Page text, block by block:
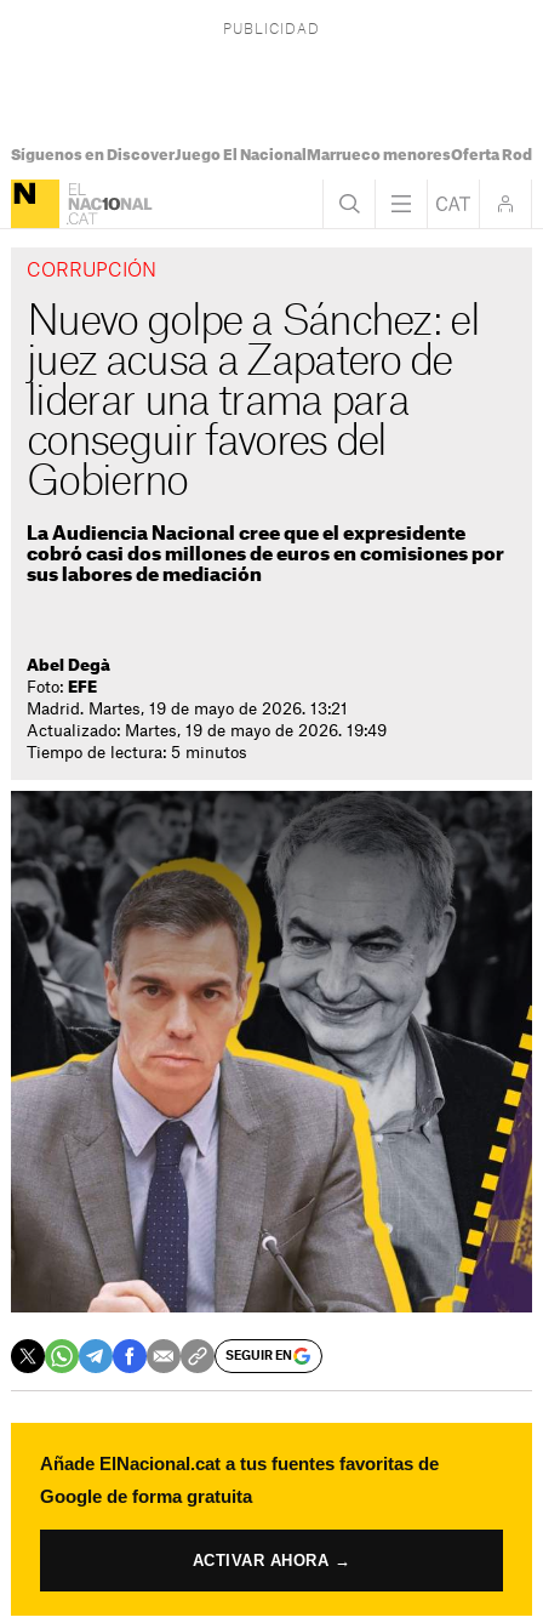
Síguenos en DiscoverJuego El Nacional Marrueco menoresOferta
CORRUPCIÓN
Nuevo golpe a Sánchez: el
juez acusa a Zapatero de
liderar una trama para
conseguir favores del
Gobierno
La Audiencia Nacional cree que el expresidente
cobró casi dos millones de euros en comisiones por
sus labores de mediación
Abel Degà
Foto: EFE
Madrid. Martes, 19 de mayo de 2026. 13:21
Actualizado: Martes, 19 de mayo de 2026. 19:49
Tiempo de lectura: 5 minutos
SEGUIR EN
Añade ElNacional.cat a tus fuentes favoritas de
Google de forma gratuita
ACTIVAR AHORA →